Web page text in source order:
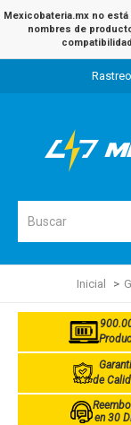
Mexicobateria.mx no está
nombres de
Inicial
de
en 30